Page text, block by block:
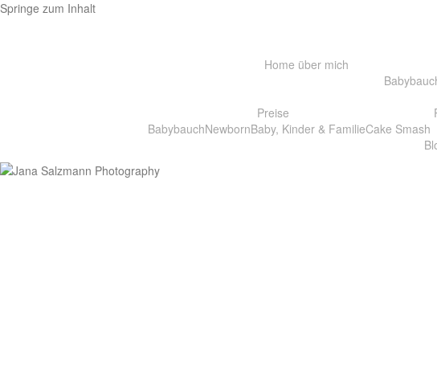
Springe zum Inhalt
Home über mich
Preise
BabybauchNewbornBaby, Kinder & FamilieCake Smash